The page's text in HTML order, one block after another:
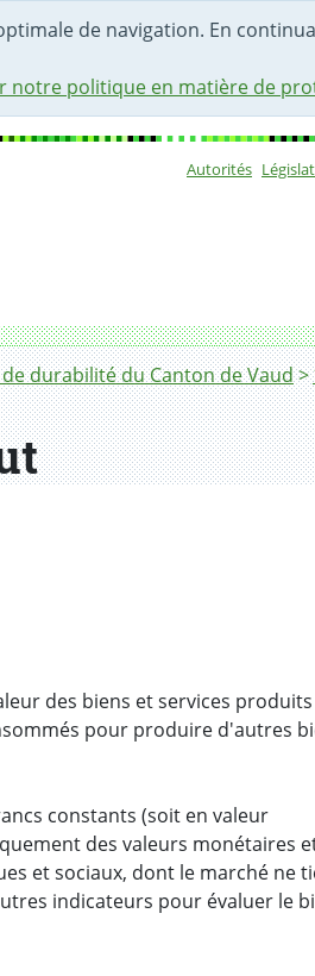
de navigation. En
notre politique en matière de
Autorités
durabilité du Canton de Vaud
des biens et services produits
pour produire d'autres
constants (soit en valeur
des valeurs monétaires
et sociaux, dont le marché ne
indicateurs pour évaluer le